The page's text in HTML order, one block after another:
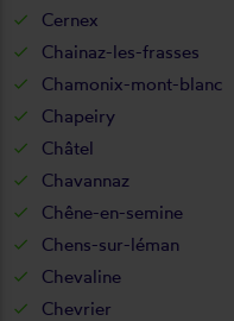
Cernex
Chainaz-les-frasses
Chamonix-mont-blanc
Chapeiry
Châtel
Chavannaz
Chêne-en-semine
Chens-sur-léman
Chevaline
Chevrier